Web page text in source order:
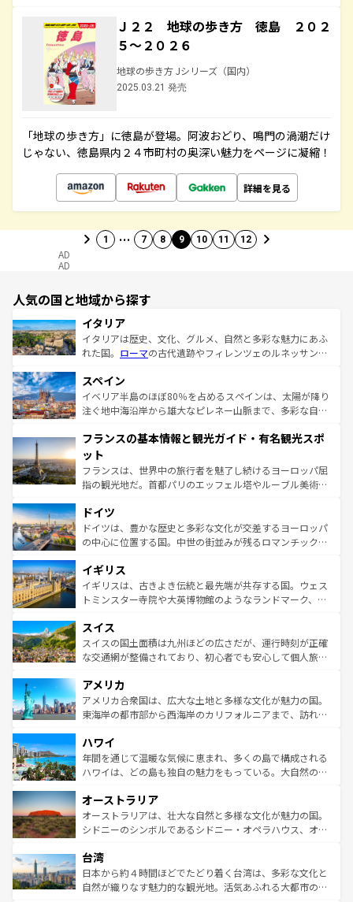
Ｊ２２ 地球の歩き方 徳島 ２０２
５～２０２６
地球の歩き方 Jシリーズ（国内）
2025.03.21 発売
「地球の歩き方」に徳島が登場。阿波おどり、鳴門の渦潮だけ
じゃない、徳島県内２４市町村の奥深い魅力をページに凝縮！
詳細を見る
1 … 7 8 9 10 11 12
AD
AD
人気の国と地域から探す
イタリア
イタリアは歴史、文化、グルメ、自然と多彩な魅力にあふ
れた国。 ローマの古代遺跡やフィレンツェのルネッサンス
ろん、トスカーナの美しい田園風景やアマルフィ海岸の絶
景など、自然景観も見逃せない。観光の合間には、本場の
ピザやパスタなど、絶品のイタリア料理を堪能することも
ませてくれるイタリアで、忘れられない旅をしてみよう！
なお、新着のイタリア情報は
しい。
スペイン
イベリア半島のほぼ80％を占めるスペインは、太陽が降り
注ぐ地中海沿岸から雄大なピレネー山脈まで、多彩な自然
文化が根付くこの国では、情熱的なフラメンコ、熱気あふ
れる闘牛、そして美味しいタパスが生活の一部となってい
る。首都マドリードの洗練された雰囲気や、バルセロナの
アートに溢れた街角から、地方では古代ローマ遺跡や中世
せる。地方によって風土や気候が異なるスペインはその個
性で訪れる人を魅了する。 なお、新着のスペイン情報は コ
ンテンツ一覧を参照してほしい。
フランスの基本情報と観光ガイド・有名観光スポ
ット
フランスは、世界中の旅行者を魅了し続けるヨーロッパ屈
指の観光地だ。首都パリのエッフェル塔やルーブル美術館
で、幅広い魅力が詰まっている。華麗な宮殿、歴史的な大
聖堂、美しいビーチ、そして豊かな自然が、訪れる者を心
から魅了する。また、フランスは美食の国としても知ら
いる。シャンパンの発祥地であるランス、プロヴァンスの
香り高いラベンダー畑など、多彩な楽しみ方が可能だ。さ
らに、パリ以外の地域にも魅力が溢れており、どの街角に
れる地方に足を運ぶとそれぞれで全く異なる文化を体験で
きるだろう。 なお、新着のフランス情報はコンテンツ一覧
を参照してほしい。
ドイツ
ドイツは、豊かな歴史と多彩な文化が交差するヨーロッパ
の中心に位置する国。中世の街並みが残るロマンチック街
顔を持つこの国は、どこを歩いても飽きることがない。ベ
ルリンの文化的活気、バイエルン州のアルプスの絶景、そ
してライン川沿いのワイン畑といった風景は必見。ビール
は、お酒好きな人にはぜひ体験してほしい。 なお、新着の
ドイツ情報はコンテンツ一覧を参照してほしい。
イギリス
イギリスは、古きよき伝統と最先端が共存する国。ウェス
トミンスター寺院や大英博物館のようなランドマーク、歴
リアごとに異なる魅力がある。また、優雅なアフタヌーン
ティー、ビール好きにはたまらない英国パブ、サッカー観
戦など、本場だからこそできる体験も豊富。イギリスを旅
ンツ一覧を参照してほしい。
スイス
スイスの国土面積は九州ほどの広さだが、運行時刻が正確
な交通網が整備されており、初心者でも安心して個人旅行
の建物がそのまま残る町や、スイスならではのユニークな
博物館もあり、アルプス観光だけでなく町歩きも満喫する
ことができる。国民の所得が高いため物価も高いが、旅行
ば市内交通費無料で観光を楽しむこともできる。 なお、新
着のスイス情報はコンテンツ一覧 を参照してほしい。
アメリカ
アメリカ合衆国は、広大な土地と多様な文化が魅力の国。
東海岸の都市部から西海岸のカリフォルニアまで、訪れる
のような巨大都市は、観光、ショッピング、エンターテイ
ンメントが詰まった刺激的なスポットだ。一方、アメリカ
西部には大自然が広がり、グランドキャニオンやイエロー
部のニューオーリンズでは、音楽と美食が融合した独特の
文化が魅力。旅行者はアメリカの各地域で異なる魅力を楽
しみながら、その多様性と豊かな歴史を感じることができ
ならではの贅沢な旅のスタイルだ。 なお、新着のアメリカ
情報はコンテンツ一覧を参照してほしい。
ハワイ
年間を通じて温暖な気候に恵まれ、多くの島で構成される
ハワイは、どの島も独自の魅力をもっている。大自然の神
ワイ島は見逃せない。また、定番の観光地といえばオアフ
島だが、静かな自然を求めるならマウイ島やカウアイ島が
おすすめ。エメラルドグリーンに輝く海をはじめ、豊かな
れるおもてなしの心で訪れる人々を迎えてくれるハワイの
人々、おいしいローカルフードやハワイアンミュージッ
ク、伝統的なフラダンスなど、すべてがハワイの魅力を彩
オーストラリア
オーストラリアは、壮大な自然と多様な文化が魅力の国。
シドニーのシンボルであるシドニー・オペラハウス、オー
リアリーフや大陸中央部にそびえるウルル（エアーズロッ
ク）、タスマニアの美しい原生林やケアンズの熱帯雨林な
ど、見どころがたくさん。また、カフェやワイン、オージ
台湾
日本から約４時間ほどでたどり着く台湾は、多彩な文化と
自然が織りなす魅力的な観光地。活気あふれる大都市の台